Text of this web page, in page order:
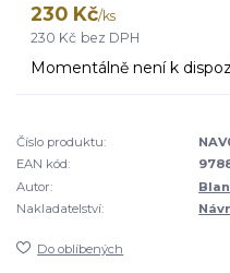
230 Kč/ks
230 Kč bez DPH
Momentálně není k
Číslo produktu:
EAN kód:
Autor:
Nakladatelství:
Do oblíbených